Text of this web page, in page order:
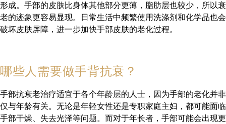
形成。手部的皮肤比身体其他部分更薄，脂肪层也较少，所以衰
老的迹象更容易显现。日常生活中频繁使用洗涤剂和化学品也会
破坏皮肤屏障，进一步加快手部皮肤的老化过程。
哪些人需要做手背抗衰？
手部抗衰老治疗适宜于各个年龄层的人士，因为手部的老化并非
仅与年龄有关。无论是年轻女性还是专职家庭主妇，都可能面临
手部干燥、失去光泽等问题。而对于年长者，手部可能会出现更